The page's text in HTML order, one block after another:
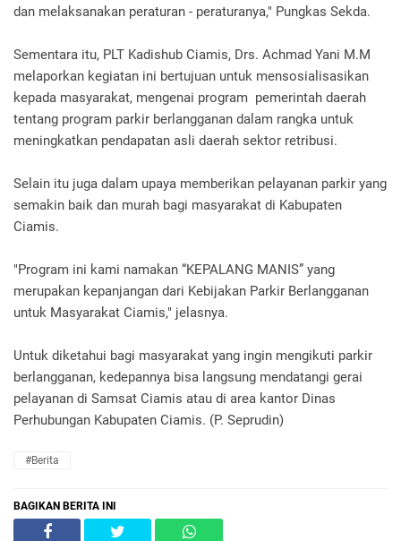
dan melaksanakan peraturan - peraturanya," Pungkas Sekda.
Sementara itu, PLT Kadishub Ciamis, Drs. Achmad Yani M.M
melaporkan kegiatan ini bertujuan untuk mensosialisasikan
kepada masyarakat, mengenai program pemerintah daerah
tentang program parkir berlangganan dalam rangka untuk
meningkatkan pendapatan asli daerah sektor retribusi.
Selain itu juga dalam upaya memberikan pelayanan parkir yang
semakin baik dan murah bagi masyarakat di Kabupaten
Ciamis.
"Program ini kami namakan “KEPALANG MANIS” yang
merupakan kepanjangan dari Kebijakan Parkir Berlangganan
untuk Masyarakat Ciamis," jelasnya.
Untuk diketahui bagi masyarakat yang ingin mengikuti parkir
berlangganan, kedepannya bisa langsung mendatangi gerai
pelayanan di Samsat Ciamis atau di area kantor Dinas
Perhubungan Kabupaten Ciamis. (P. Seprudin)
#Berita
BAGIKAN BERITA INI